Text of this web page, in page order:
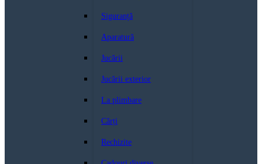
Siguranță
Aparatură
Jucării
Jucării exterior
La plimbare
Cărți
Rechizite